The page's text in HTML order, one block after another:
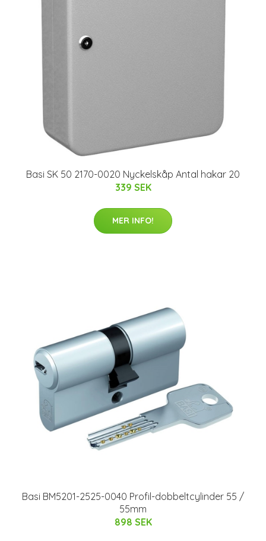
Basi SK 50 2170-0020 Nyckelskåp Antal hakar 20
339 SEK
MER INFO!
Basi BM5201-2525-0040 Profil-dobbeltcylinder 55 /
55mm
898 SEK